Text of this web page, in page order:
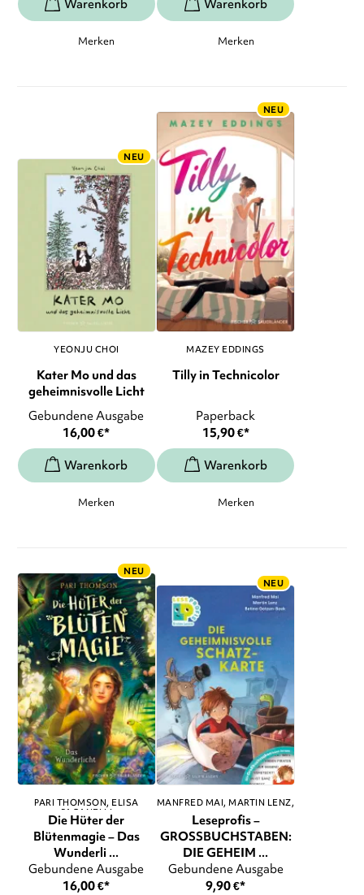
Merken Merken
NEU
YEONJU CHOI
Kater Mo und das
geheimnisvolle Licht
Gebundene Ausgabe
16,00€*
Merken
NEU
MAZEY EDDINGS
Tilly in Technicolor
Paperback
15,90€*
Merken
NEU
PARI THOMSON ELISA
PAGANELLI
Die Hüter der
Blütenmagie – Das
Wunderli ...
Gebundene Ausgabe
16,00€*
NEU
MANFRED MAI MARTIN LENZ,
...
Leseprofis –
GROSSBUCHSTABEN:
DIE GEHEIM ...
Gebundene Ausgabe
9,90€*